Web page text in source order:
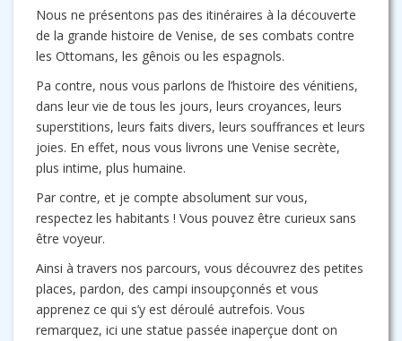
Nous ne présentons pas des itinéraires à la découverte
de la grande histoire de Venise, de ses combats contre
les Ottomans, les gênois ou les espagnols.
Pa contre, nous vous parlons de l’histoire des vénitiens,
dans leur vie de tous les jours, leurs croyances, leurs
superstitions, leurs faits divers, leurs souffrances et leurs
joies. En effet, nous vous livrons une Venise secrète,
plus intime, plus humaine.
Par contre, et je compte absolument sur vous,
respectez les habitants ! Vous pouvez être curieux sans
être voyeur.
Ainsi à travers nos parcours, vous découvrez des petites
places, pardon, des campi insoupçonnés et vous
apprenez ce qui s’y est déroulé autrefois. Vous
remarquez, ici une statue passée inaperçue dont on